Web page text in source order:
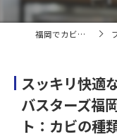
福岡でカビ取りならカビバスターズ福岡 ブ
スッキリ快適
バスターズ福
ト：カビの種